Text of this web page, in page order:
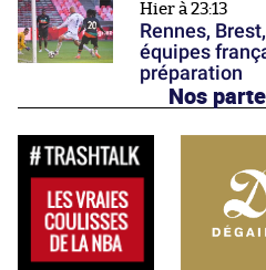
Hier à 23:13
Rennes,
équipes
préparation
Nos